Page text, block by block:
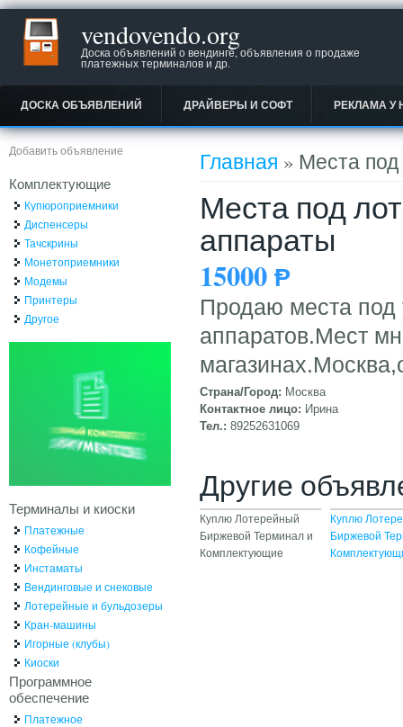
vendovendo.org
Доска объявлений о вендинге, объявления о продаже
платежных терминалов и др.
ДОСКА ОБЪЯВЛЕНИЙ ДРАЙВЕРЫ И СОФТ РЕКЛАМА У
Вы здесь
Главная » Места
Места под
аппараты
15000 Ᵽ
Продаю места под
аппаратов.Мест
Страна/Город: Москва
Контактное лицо: Ирина
Тел.: 89252631069
Другие
Куплю Лотерейный
Биржевой Терминал и
Комплектующие
Куплю
Биржевой
Добавить объявление
Комплектующие
Купюроприемники
Диспенсеры
Тачскрины
Монетоприемники
Модемы
Принтеры
Другое
Терминалы и киоски
Платежные
Кофейные
Инстаматы
Вендинговые и снековые
Лотерейные и бульдозеры
Кран-машины
Игорные (клубы)
Киоски
Программное
обеспечение
Платежное